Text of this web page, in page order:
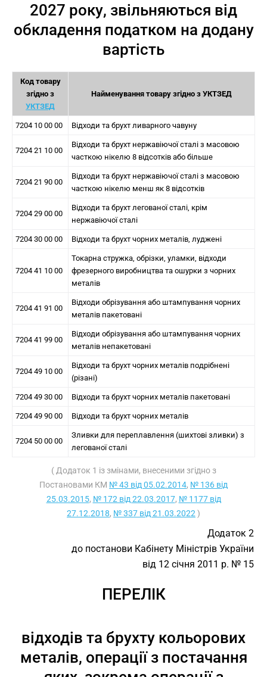
2027 року, звільняються від
обкладення податком на додану
вартість
Код товару
згідно з
УКТЗЕД
Найменування товару згідно з УКТЗЕД
7204 10 00 00 Відходи та брухт ливарного чавуну
7204 21 10 00
Відходи та брухт нержавіючої сталі з масовою
часткою нікелю 8 відсотків або більше
7204 21 90 00
Відходи та брухт нержавіючої сталі з масовою
часткою нікелю менш як 8 відсотків
7204 29 00 00
Відходи та брухт легованої сталі, крім
нержавіючої сталі
7204 30 00 00 Відходи та брухт чорних металів, луджені
7204 41 10 00
Токарна стружка, обрізки, уламки, відходи
фрезерного виробництва та ошурки з чорних
металів
7204 41 91 00
Відходи обрізування або штампування чорних
металів пакетовані
7204 41 99 00
Відходи обрізування або штампування чорних
металів непакетовані
7204 49 10 00
Відходи та брухт чорних металів подрібнені
(різані)
7204 49 30 00 Відходи та брухт чорних металів пакетовані
7204 49 90 00 Відходи та брухт чорних металів
7204 50 00 00
Зливки для переплавлення (шихтові зливки) з
легованої сталі
( Додаток 1 із змінами, внесеними згідно з
Постановами КМ № 43 від 05.02.2014, № 136 від
25.03.2015, № 172 від 22.03.2017, № 1177 від
27.12.2018, № 337 від 21.03.2022 )
Додаток 2
до постанови Кабінету Міністрів України
від 12 січня 2011 р. № 15
ПЕРЕЛІК
відходів та брухту кольорових
металів, операції з постачання